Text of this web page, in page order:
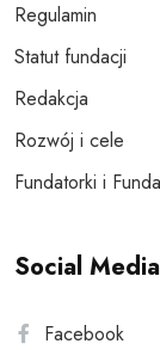
Regulamin
Statut fundacji
Redakcja
Rozwój i cele
Fundatorki i
Social Media
Facebook